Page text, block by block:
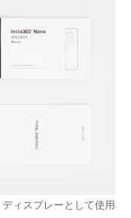
ィスプレーとして使用